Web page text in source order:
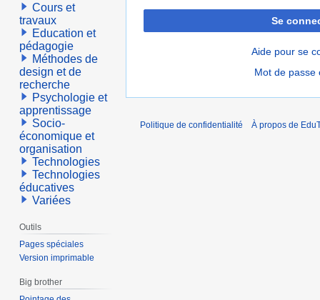
Se
Aide pour se
Mot de passe
Cours et
travaux
Education et
pédagogie
Méthodes de
design et de
recherche
Psychologie et
apprentissage
Socio-
économique et
organisation
Technologies
Technologies
éducatives
Variées
Outils
Pages spéciales
Version imprimable
Big brother
Politique de confidentialité À propos de